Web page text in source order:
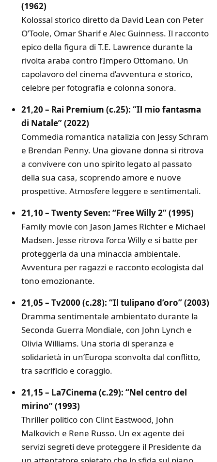
(1962)
Kolossal storico diretto da David Lean con Peter
O’Toole, Omar Sharif e Alec Guinness. Il racconto
epico della figura di T.E. Lawrence durante la
rivolta araba contro l’Impero Ottomano. Un
capolavoro del cinema d’avventura e storico,
celebre per fotografia e colonna sonora.
21,20 – Rai Premium (c.25): “Il mio fantasma
di Natale” (2022)
Commedia romantica natalizia con Jessy Schram
e Brendan Penny. Una giovane donna si ritrova
a convivere con uno spirito legato al passato
della sua casa, scoprendo amore e nuove
prospettive. Atmosfere leggere e sentimentali.
21,10 – Twenty Seven: “Free Willy 2” (1995)
Family movie con Jason James Richter e Michael
Madsen. Jesse ritrova l’orca Willy e si batte per
proteggerla da una minaccia ambientale.
Avventura per ragazzi e racconto ecologista dal
tono emozionante.
21,05 – Tv2000 (c.28): “Il tulipano d’oro” (2003)
Dramma sentimentale ambientato durante la
Seconda Guerra Mondiale, con John Lynch e
Olivia Williams. Una storia di speranza e
solidarietà in un’Europa sconvolta dal conflitto,
tra sacrificio e coraggio.
21,15 – La7Cinema (c.29): “Nel centro del
mirino” (1993)
Thriller politico con Clint Eastwood, John
Malkovich e Rene Russo. Un ex agente dei
servizi segreti deve proteggere il Presidente da